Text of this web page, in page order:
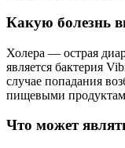
Какую болезнь
Холера — острая
является бактерия
случае попадания
пищевыми
Что может